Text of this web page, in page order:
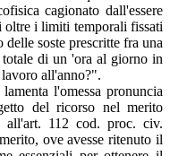
cagionato dall'essere
oltre i limiti temporali fissati
delle soste prescritte fra una
totale di un 'ora al giorno in
all'anno?".
l'omessa pronuncia
del ricorso nel merito
all'art. 112 cod. proc. civ.
ove avesse ritenuto il